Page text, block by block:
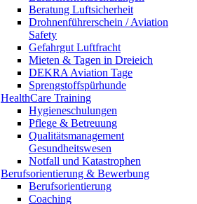
Beratung Luftsicherheit
Drohnenführerschein / Aviation
Safety
Gefahrgut Luftfracht
Mieten & Tagen in Dreieich
DEKRA Aviation Tage
Sprengstoffspürhunde
HealthCare Training
Hygieneschulungen
Pflege & Betreuung
Qualitätsmanagement
Gesundheitswesen
Notfall und Katastrophen
Berufsorientierung & Bewerbung
Berufsorientierung
Coaching